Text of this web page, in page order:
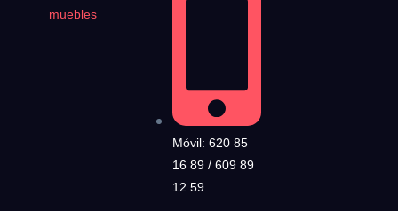
muebles
Móvil: 620 85
16 89 / 609 89
12 59